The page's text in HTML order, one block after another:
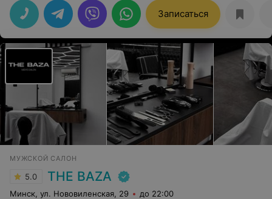
Записаться
МУЖСКОЙ САЛОН
5.0 THE BAZA
Минск, ул. Нововиленская, 29 до 22:00